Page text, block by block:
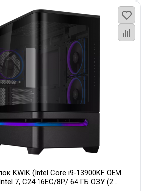
KWIK (Intel Core i9-13900KF OEM
7, C24 16EC/8P/ 64 ГБ ОЗУ (2